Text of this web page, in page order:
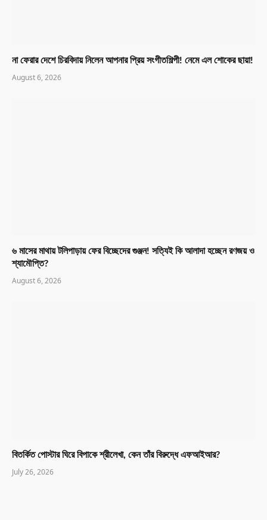
না ফেরার দেশে চিরবিদায় নিলেন আপনার প্রিয় সংগীতশিল্পী! নেমে এল শোকের ছায়া!
August 6, 2026
৬ মাসের মাথায় টলিপাড়ায় ফের বিচ্ছেদের গুঞ্জন! সত্যিই কি আলাদা হচ্ছেন রণজয় ও
শ্যামৌপ্তি?
August 6, 2026
বিতর্কিত পোস্টার ঘিরে বিপাকে শ্রীলেখা, কেন তাঁর বিরুদ্ধে এফআইআর?
July 26, 2026